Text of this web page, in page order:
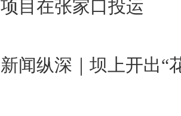
项目在张家口投运
新闻纵深｜坝上开出“